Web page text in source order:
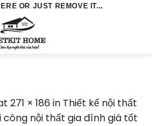
OR JUST REMOVE IT...
271 × 186 in Thiết kế nội thất
nội thất gia đình giá tốt